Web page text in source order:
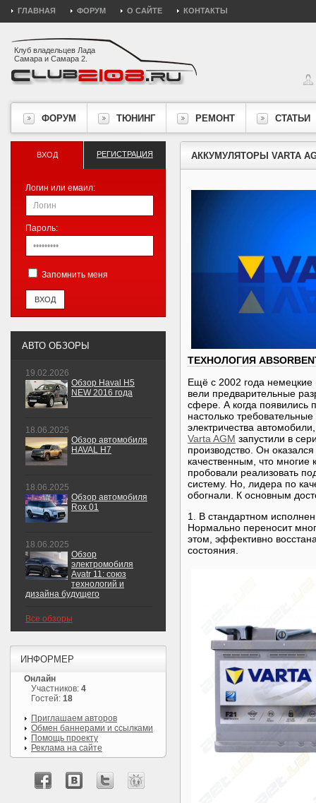
ГЛАВНАЯ ФОРУМ О САЙТЕ КОНТАКТЫ
Клуб владельцев Лада
Самара и Самара 2.
ФОРУМ ТЮНИНГ РЕМОНТ СТАТЬИ
АККУМУЛЯТОРЫ VARTA
ТЕХНОЛОГИЯ
Ещё с 2002 года
вели предварительные
сфере. А когда появились
настолько требовательные
электричества
Varta AGM запустили в
производство. Он оказался
качественным, что многие
пробовали реализовать
систему. Но, лидера по
обогнали. К основным
1. В стандартном
Нормально переносит
этом, эффективно
состояния.
ВХОД РЕГИСТРАЦИЯ
Логин или емаил:
Пароль:
Запомнить меня
АВТО ОБЗОРЫ
19.02.2026
Обзор Haval H5
NEW 2016 года
18.06.2025
Обзор автомобиля
HAVAL H7
18.06.2025
Обзор автомобиля
Rox 01
18.06.2025
Обзор
электромобиля
Avatr 11: союз
технологий и
дизайна будущего
Все обзоры
ИНФОРМЕР
Онлайн
Участников: 4
Гостей: 18
Приглашаем авторов
Обмен баннерами и ссылками
Помощь проекту
Реклама на сайте